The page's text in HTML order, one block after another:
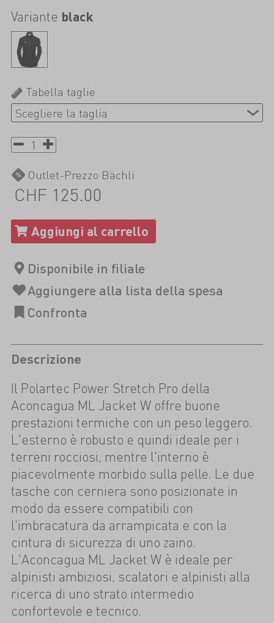
Variante black
Tabella taglie
Outlet-Prezzo Bächli
CHF 125.00
Descrizione
Il Polartec Power Stretch Pro della
Aconcagua ML Jacket W offre buone
prestazioni termiche con un peso leggero.
L'esterno è robusto e quindi ideale per i
terreni rocciosi, mentre l'interno è
piacevolmente morbido sulla pelle. Le due
tasche con cerniera sono posizionate in
modo da essere compatibili con
l'imbracatura da arrampicata e con la
cintura di sicurezza di uno zaino.
L'Aconcagua ML Jacket W è ideale per
alpinisti ambiziosi, scalatori e alpinisti alla
ricerca di uno strato intermedio
confortevole e tecnico.